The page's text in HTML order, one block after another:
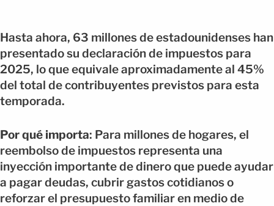
Hasta ahora, 63 millones de estadounidenses han
presentado su declaración de impuestos para
2025, lo que equivale aproximadamente al 45%
del total de contribuyentes previstos para esta
temporada.
Por qué importa: Para millones de hogares, el
reembolso de impuestos representa una
inyección importante de dinero que puede ayudar
a pagar deudas, cubrir gastos cotidianos o
reforzar el presupuesto familiar en medio de